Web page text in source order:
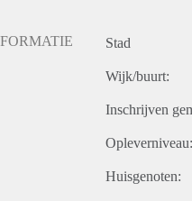
Stad
Wijk/buurt:
Inschrijven
Opleverniveau:
Huisgenoten: